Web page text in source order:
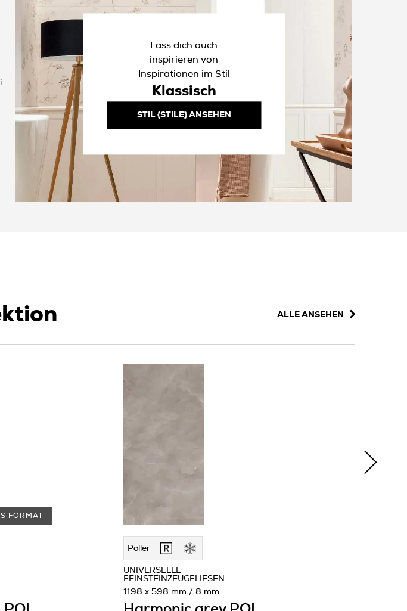
Lass dich auch
inspirieren von
Inspirationen im Stil
Klassisch
STIL {STILE} ANSEHEN
ALLE ANSEHEN
FORMAT
Poller
UNIVERSELLE
FEINSTEINZEUGFLIESEN
1198 x 598 mm / 8 mm